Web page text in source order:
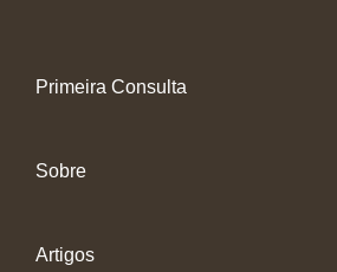
Primeira Consulta
Sobre
Artigos